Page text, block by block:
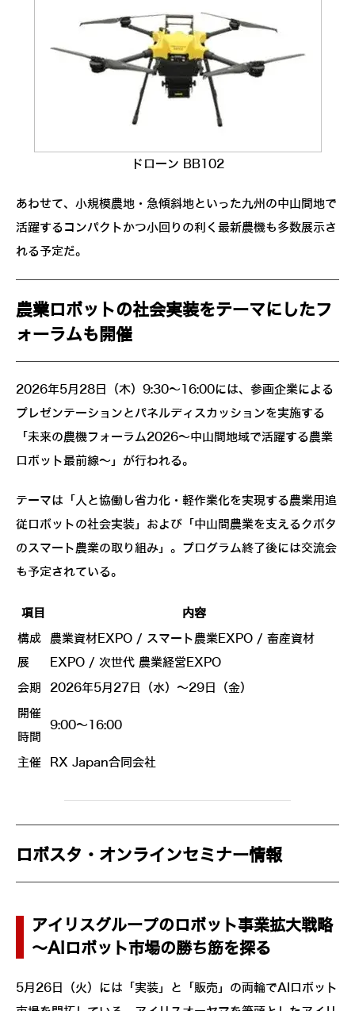
ドローン BB102
あわせて、小規模農地・急傾斜地といった九州の中山間地で
活躍するコンパクトかつ小回りの利く最新農機も多数展示さ
れる予定だ。
農業ロボットの社会実装をテーマにしたフ
ォーラムも開催
2026年5月28日（木）9:30～16:00には、参画企業による
プレゼンテーションとパネルディスカッションを実施する
「未来の農機フォーラム2026～中山間地域で活躍する農業
ロボット最前線～」が行われる。
テーマは「人と協働し省力化・軽作業化を実現する農業用追
従ロボットの社会実装」および「中山間農業を支えるクボタ
のスマート農業の取り組み」。プログラム終了後には交流会
も予定されている。
項目
内容
構成
展
農業資材EXPO / スマート農業EXPO / 畜産資材
EXPO / 次世代 農業経営EXPO
会期
2026年5月27日（水）～29日（金）
開催
時間
9:00～16:00
主催 RX Japan合同会社
ロボスタ・オンラインセミナー情報
アイリスグループのロボット事業拡大戦略
～AIロボット市場の勝ち筋を探る
5月26日（火）には「実装」と「販売」の両輪でAIロボット